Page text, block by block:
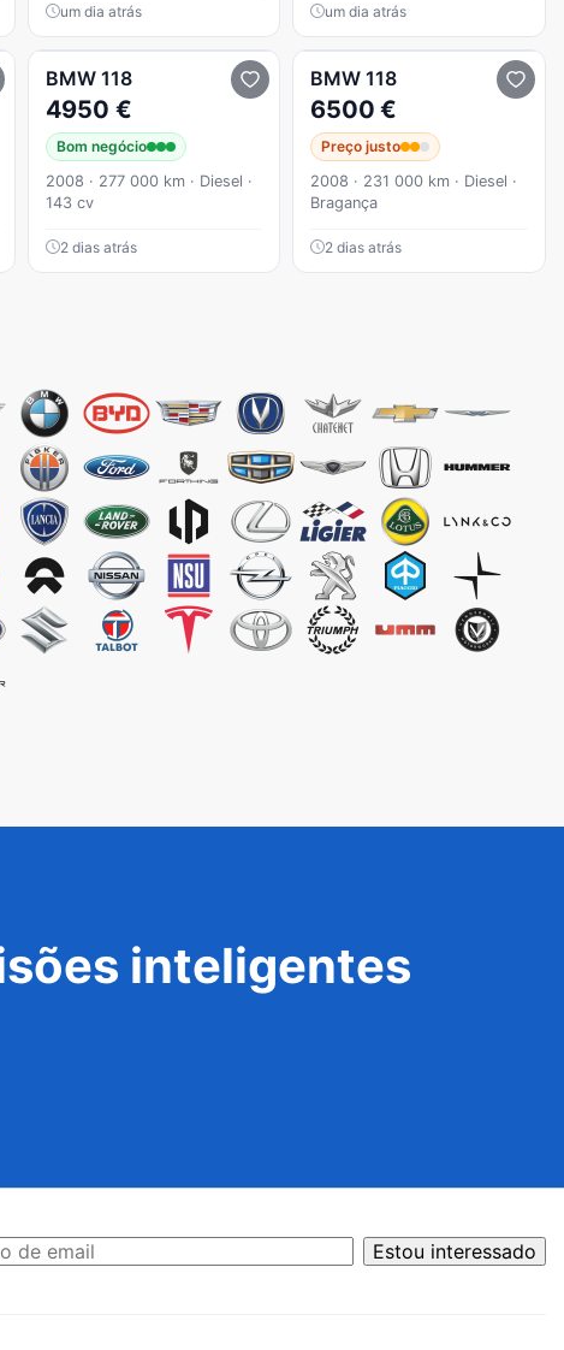
um dia atrás um dia atrás
BMW 118
4950 €
Bom negócio
2008 · 277 000 km · Diesel ·
143 cv
2 dias atrás
BMW 118
6500 €
Preço justo
2008 · 231 000 km · Diesel ·
Bragança
2 dias atrás
inteligentes
Estou interessado